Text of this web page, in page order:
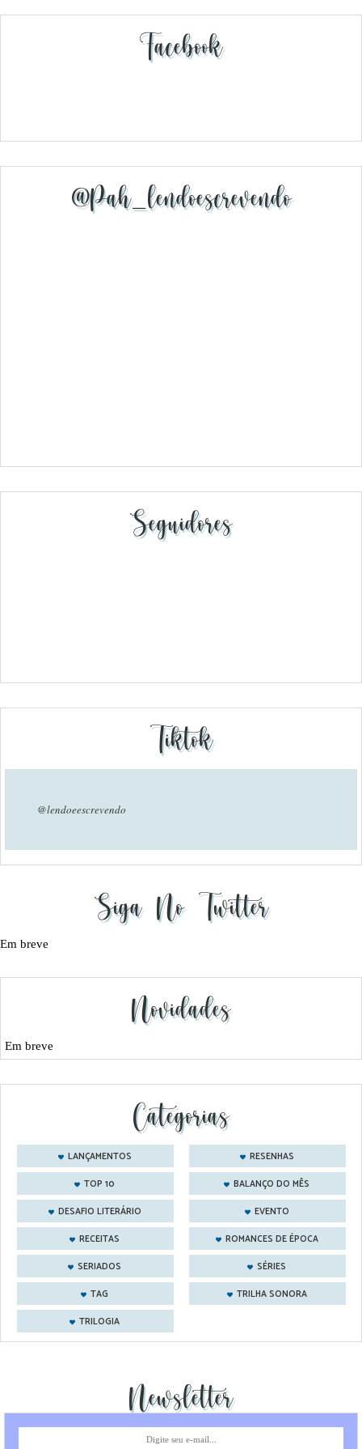
Facebook
@pah_lendoescrevendo
Seguidores
Tiktok
@lendoeescrevendo
Siga No Twitter
Em breve
Novidades
Em breve
Categorias
LANÇAMENTOS
RESENHAS
TOP 10
BALANÇO DO MÊS
DESAFIO LITERÁRIO
EVENTO
RECEITAS
ROMANCES DE ÉPOCA
SERIADOS
SÉRIES
TAG
TRILHA SONORA
TRILOGIA
Newsletter